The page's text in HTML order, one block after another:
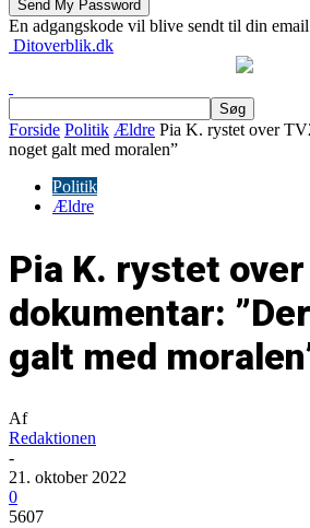
En adgangskode vil blive sendt til din
Ditoverblik.dk
Forside Politik Ældre Pia K. rystet over
noget galt med moralen”
Politik
Ældre
Pia K. rystet
dokumentar:
galt med
Af
Redaktionen
-
21. oktober 2022
0
5607